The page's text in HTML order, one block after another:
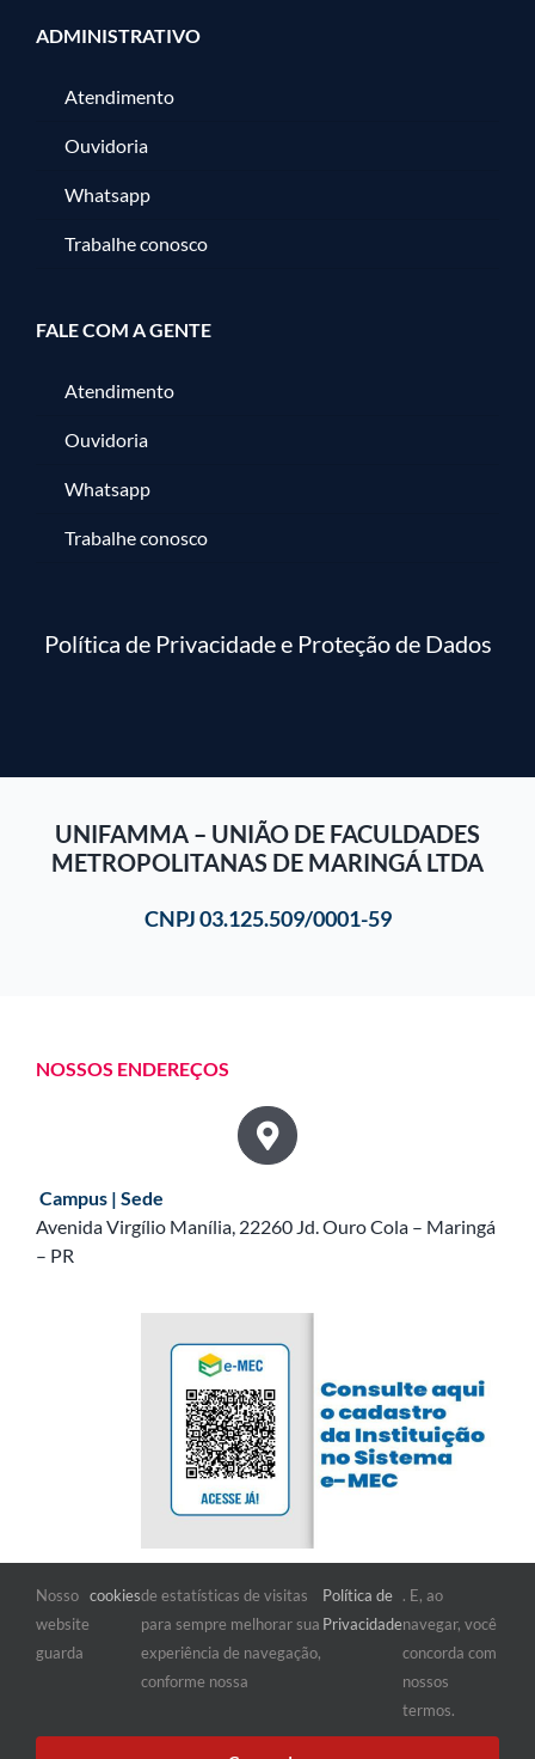
ADMINISTRATIVO
Atendimento
Ouvidoria
Whatsapp
Trabalhe conosco
FALE COM A GENTE
Atendimento
Ouvidoria
Whatsapp
Trabalhe conosco
Política de Privacidade e Proteção de Dados
UNIFAMMA – UNIÃO DE FACULDADES
METROPOLITANAS DE MARINGÁ LTDA
CNPJ 03.125.509/0001-59
NOSSOS ENDEREÇOS
Campus | Sede
Avenida Virgílio Manília, 22260 Jd. Ouro Cola – Maringá
– PR
FIQUE POR DENTRO
Nosso
website
guarda
cookiesde estatísticas de visitas
para sempre melhorar sua
experiência de navegação,
conforme nossa
Política de
Privacidade
. E, ao
navegar, você
concorda com
nossos
termos.